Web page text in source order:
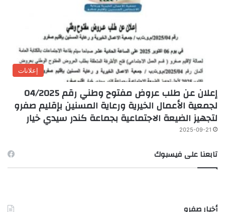
إعلانات
إعلان عن طلب عروض مفتوح وطني رقم 04/2025
لجمعية الأعمال الخيرية ورعاية المسنين بإقليم صفرو
لتجهيز الضيعة الاجتماعية بجماعة كندر سيدي خيار
2025-09-21
تابعنا على فيسبوك
أخبار صفرو